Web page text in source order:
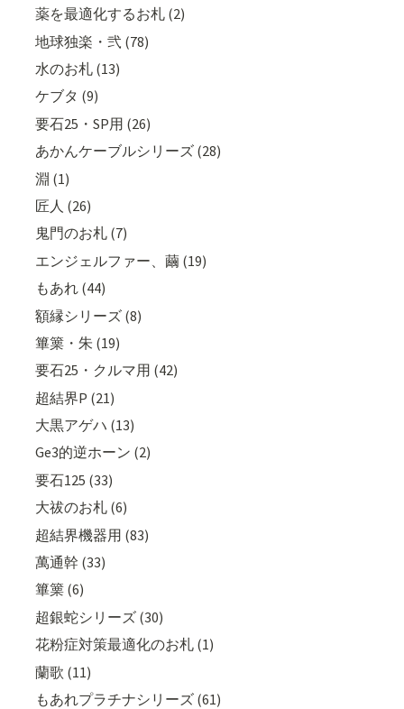
薬を最適化するお札 (2)
地球独楽・弐 (78)
水のお札 (13)
ケブタ (9)
要石25・SP用 (26)
あかんケーブルシリーズ (28)
淵 (1)
匠人 (26)
鬼門のお札 (7)
エンジェルファー、繭 (19)
もあれ (44)
額縁シリーズ (8)
篳篥・朱 (19)
要石25・クルマ用 (42)
超結界P (21)
大黒アゲハ (13)
Ge3的逆ホーン (2)
要石125 (33)
大祓のお札 (6)
超結界機器用 (83)
萬通幹 (33)
篳篥 (6)
超銀蛇シリーズ (30)
花粉症対策最適化のお札 (1)
蘭歌 (11)
もあれプラチナシリーズ (61)